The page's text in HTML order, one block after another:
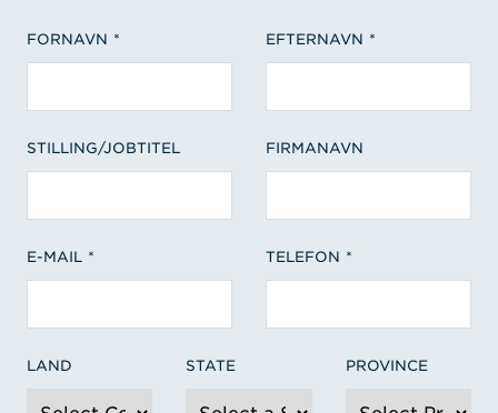
FORNAVN EFTERNAVN
STILLING/JOBTITEL FIRMANAVN
E-MAIL TELEFON
LAND STATE PROVINCE